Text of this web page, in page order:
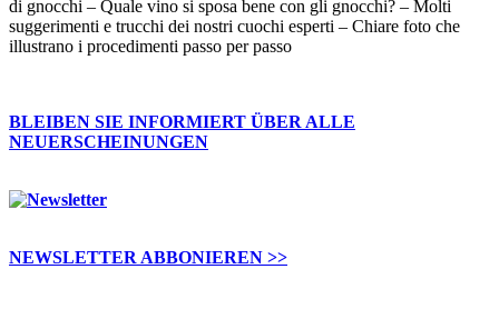
di gnocchi – Quale vino si sposa bene con gli gnocchi? – Molti
suggerimenti e trucchi dei nostri cuochi esperti – Chiare foto che
illustrano i procedimenti passo per passo
BLEIBEN SIE INFORMIERT ÜBER ALLE
NEUERSCHEINUNGEN
NEWSLETTER ABBONIEREN >>